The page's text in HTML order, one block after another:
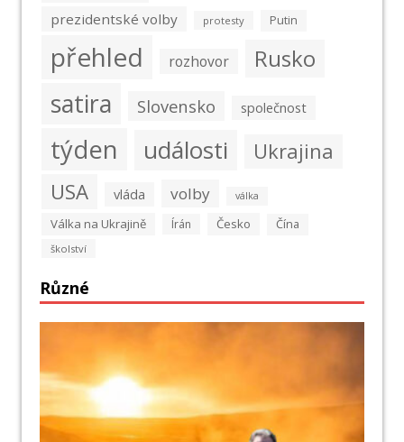
prezidentské volby protesty Putin
přehled rozhovor Rusko
satira Slovensko společnost
týden události Ukrajina
USA vláda volby válka
Válka na Ukrajině Írán Česko Čína
školství
Různé